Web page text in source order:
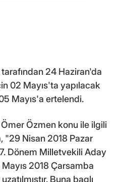
tarafından 24 Haziran'da
02 Mayıs'ta yapılacak
Mayıs'a ertelendi.
Ömer Özmen konu ile ilgili
"29 Nisan 2018 Pazar
Dönem Milletvekili Aday
2018 Çarsamba
Buna baglı